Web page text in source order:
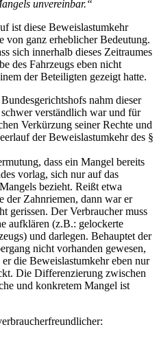
unvereinbar.“
ist diese Beweislastumkehr
von ganz erheblicher Bedeutung.
sich innerhalb dieses Zeitraumes
des Fahrzeugs eben nicht
der Beteiligten gezeigt hatte.
nahm dieser
verständlich war und für
Verkürzung seiner Rechte und
der Beweislastumkehr des §
dass ein Mangel bereits
vorlag, sich nur auf das
bezieht. Reißt etwa
der Zahnriemen, dann war er
gerissen. Der Verbraucher muss
aufklären (z.B.: gelockerte
und darlegen. Behauptet der
nicht vorhanden gewesen,
die Beweislastumkehr eben nur
Die Differenzierung zwischen
und konkretem Mangel ist